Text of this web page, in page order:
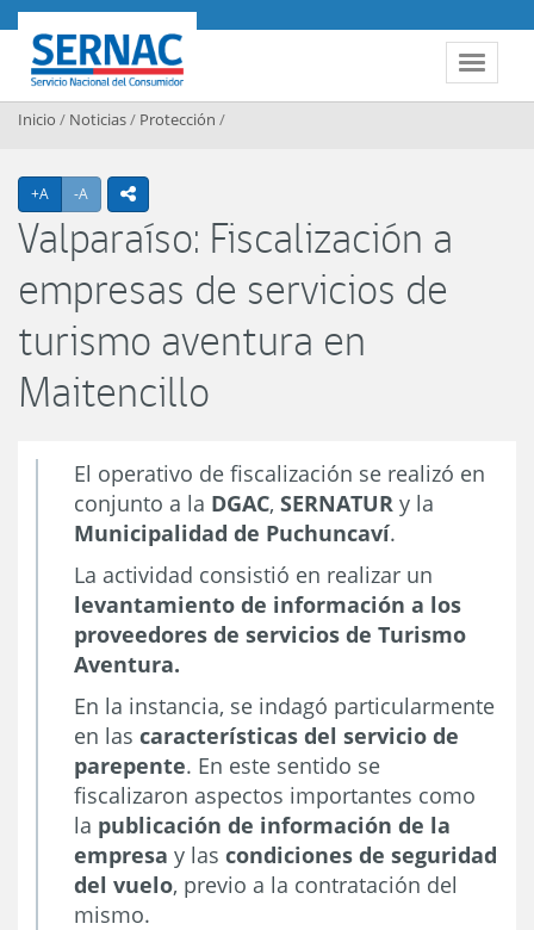
Contenido principal
Toggle
SERNAC
Inicio / Noticias/ Protección /
+A Agrandar texto
-A Achicar textoicono compartir
Valparaíso: Fiscalización a
empresas de servicios de
turismo aventura en
Maitencillo
El operativo de fiscalización se realizó en
conjunto a la DGAC, SERNATUR y la
Municipalidad de Puchuncaví.
La actividad consistió en realizar un
levantamiento de información a los
proveedores de servicios de Turismo
Aventura.
En la instancia, se indagó particularmente
en las características del servicio de
parepente. En este sentido se
fiscalizaron aspectos importantes como
la publicación de información de la
empresa y las condiciones de seguridad
del vuelo, previo a la contratación del
mismo.